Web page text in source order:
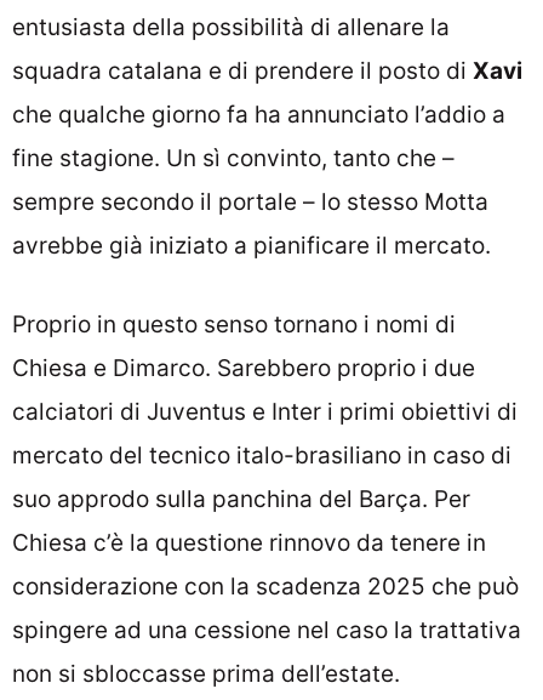
entusiasta della possibilità di allenare la
squadra catalana e di prendere il posto di Xavi
che qualche giorno fa ha annunciato l’addio a
fine stagione. Un sì convinto, tanto che –
sempre secondo il portale – lo stesso Motta
avrebbe già iniziato a pianificare il mercato.
Proprio in questo senso tornano i nomi di
Chiesa e Dimarco. Sarebbero proprio i due
calciatori di Juventus e Inter i primi obiettivi di
mercato del tecnico italo-brasiliano in caso di
suo approdo sulla panchina del Barça. Per
Chiesa c’è la questione rinnovo da tenere in
considerazione con la scadenza 2025 che può
spingere ad una cessione nel caso la trattativa
non si sbloccasse prima dell’estate.